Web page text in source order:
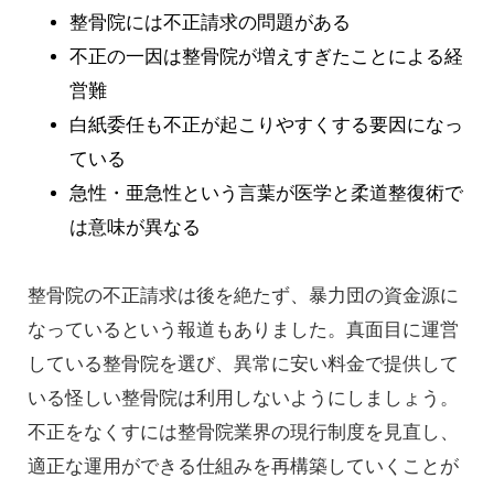
整骨院には不正請求の問題がある
不正の一因は整骨院が増えすぎたことによる経
営難
白紙委任も不正が起こりやすくする要因になっ
ている
急性・亜急性という言葉が医学と柔道整復術で
は意味が異なる
整骨院の不正請求は後を絶たず、暴力団の資金源に
なっているという報道もありました。真面目に運営
している整骨院を選び、異常に安い料金で提供して
いる怪しい整骨院は利用しないようにしましょう。
不正をなくすには整骨院業界の現行制度を見直し、
適正な運用ができる仕組みを再構築していくことが